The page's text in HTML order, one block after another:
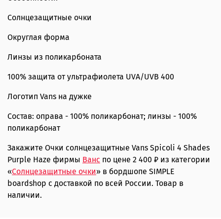
Солнцезащитные очки
Округлая форма
Линзы из поликарбоната
100% защита от ультрафиолета UVA/UVB 400
Логотип Vans на дужке
Состав: оправа - 100% поликарбонат; линзы - 100%
поликарбонат
Закажите Очки солнцезащитные Vans Spicoli 4 Shades
Purple Haze фирмы Ванс по цене 2 400 ₽ из категории
«Солнцезащитные очки» в бордшопе SIMPLE
boardshop с доставкой по всей России. Товар в
наличии.